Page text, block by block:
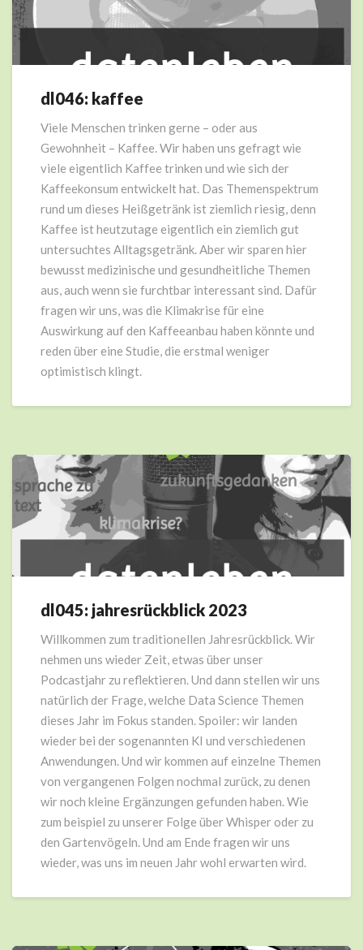
dl046:
dl046: kaffee
Viele Menschen trinken gerne – oder aus
Gewohnheit – Kaffee. Wir haben uns gefragt wie
viele eigentlich Kaffee trinken und wie sich der
Kaffeekonsum entwickelt hat. Das Themenspektrum
rund um dieses Heißgetränk ist ziemlich riesig, denn
Kaffee ist heutzutage eigentlich ein ziemlich gut
untersuchtes Alltagsgetränk. Aber wir sparen hier
bewusst medizinische und gesundheitliche Themen
aus, auch wenn sie furchtbar interessant sind. Dafür
fragen wir uns, was die Klimakrise für eine
Auswirkung auf den Kaffeeanbau haben könnte und
reden über eine Studie, die erstmal weniger
optimistisch klingt.
dl045:
2023
dl045: jahresrückblick 2023
Willkommen zum traditionellen Jahresrückblick. Wir
nehmen uns wieder Zeit, etwas über unser
Podcastjahr zu reflektieren. Und dann stellen wir uns
natürlich der Frage, welche Data Science Themen
dieses Jahr im Fokus standen. Spoiler: wir landen
wieder bei der sogenannten KI und verschiedenen
Anwendungen. Und wir kommen auf einzelne Themen
von vergangenen Folgen nochmal zurück, zu denen
wir noch kleine Ergänzungen gefunden haben. Wie
zum beispiel zu unserer Folge über Whisper oder zu
den Gartenvögeln. Und am Ende fragen wir uns
wieder, was uns im neuen Jahr wohl erwarten wird.